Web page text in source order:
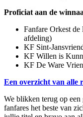
Proficiat aan de
Fanfare Orkest
afdeling)
KF Sint-
KF Willen is
KF De Ware
Een overzicht van alle
We blikken terug op
fanfares het beste van